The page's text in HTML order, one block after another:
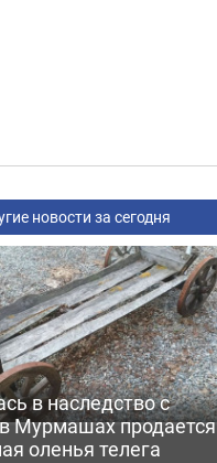
новости за сегодня
в наследство с
Мурмашах продается
оленья телега